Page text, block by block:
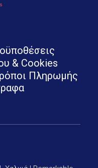
& Cookies
Πληρωμής